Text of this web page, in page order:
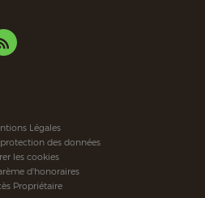
Légales
des données
les cookies
d'honoraires
Propriétaire